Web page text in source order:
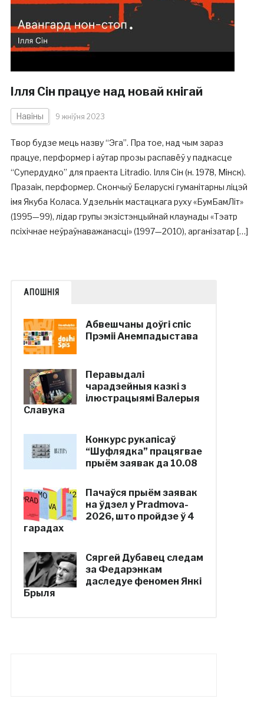
Ілля Сін працуе над новай кнігай
Навіны 9 жніўня 2023
Твор будзе мець назву “Эга”. Пра тое, над чым зараз
працуе, перформер і аўтар прозы распавёў у падкасце
“Супердудко” для праекта Litradio. Ілля Сін (н. 1978, Мінск).
Празаік, перформер. Скончыў Беларускі гуманітарны ліцэй
імя Якуба Коласа. Удзельнік мастацкага руху «БумБамЛіт»
(1995—99), лідар групы экзістэнцыйнай клаунады «Тэатр
псіхічнае неўраўнаважанасці» (1997—2010), арганізатар […]
АПОШНІЯ
Абвешчаны доўгі спіс
Прэміі Анемпадыстава
Перавыдалі
чарадзейныя казкі з
ілюстрацыямі Валерыя
Славука
Конкурс рукапісаў
“Шуфлядка” працягвае
прыём заявак да 10.08
Пачаўся прыём заявак
на ўдзел у Pradmova-
2026, што пройдзе ў 4
гарадах
Сяргей Дубавец следам
за Федарэнкам
даследуе феномен Янкі
Брыля